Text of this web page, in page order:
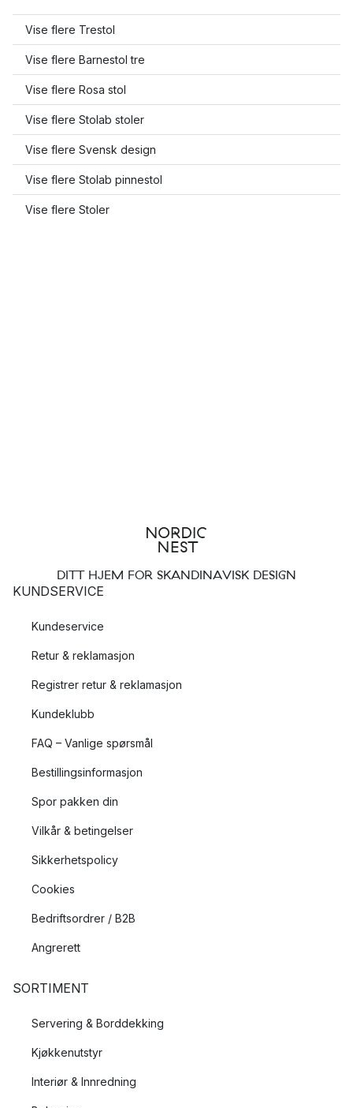
Vise flere Trestol
Vise flere Barnestol tre
Vise flere Rosa stol
Vise flere Stolab stoler
Vise flere Svensk design
Vise flere Stolab pinnestol
Vise flere Stoler
DITT HJEM FOR SKANDINAVISK DESIGN
KUNDSERVICE
Kundeservice
Retur & reklamasjon
Registrer retur & reklamasjon
Kundeklubb
FAQ – Vanlige spørsmål
Bestillingsinformasjon
Spor pakken din
Vilkår & betingelser
Sikkerhetspolicy
Cookies
Bedriftsordrer / B2B
Angrerett
SORTIMENT
Servering & Borddekking
Kjøkkenutstyr
Interiør & Innredning